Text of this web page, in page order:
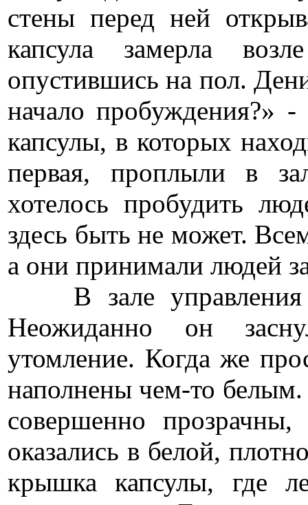
стены перед ней
капсула замерла
опустившись на пол.
начало пробуждения?»
капсулы, в которых
первая, проплыли в
хотелось пробудить
здесь быть не может.
а они принимали людей
В зале управления
Неожиданно он
утомление. Когда же
наполнены чем-то
совершенно
оказались в белой,
крышка капсулы, где